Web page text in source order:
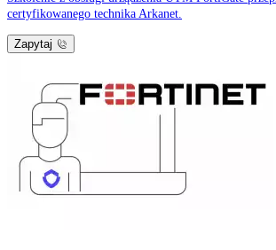
certyfikowanego technika Arkanet.
Zapytaj